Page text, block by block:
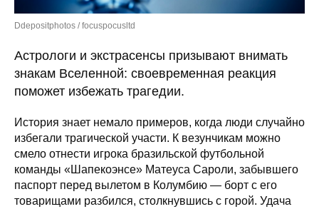
Ddepositphotos / focuspocusltd
Астрологи и экстрасенсы призывают внимать
знакам Вселенной: своевременная реакция
поможет избежать трагедии.
История знает немало примеров, когда люди случайно
избегали трагической участи. К везунчикам можно
смело отнести игрока бразильской футбольной
команды «Шапекоэнсе» Матеуса Сароли, забывшего
паспорт перед вылетом в Колумбию — борт с его
товарищами разбился, столкнувшись с горой. Удача